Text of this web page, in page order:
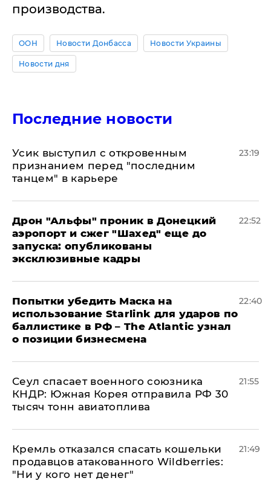
производства.
ООН Новости Донбасса Новости Украины
Новости дня
Последние новости
Усик выступил с откровенным
признанием перед "последним
танцем" в карьере
23:19
Дрон "Альфы" проник в Донецкий
аэропорт и сжег "Шахед" еще до
запуска: опубликованы
эксклюзивные кадры
22:52
Попытки убедить Маска на
использование Starlink для ударов по
баллистике в РФ – The Atlantic узнал
о позиции бизнесмена
22:40
​Сеул спасает военного союзника
КНДР: Южная Корея отправила РФ 30
тысяч тонн авиатоплива
21:55
Кремль отказался спасать кошельки
продавцов атакованного Wildberries:
"Ни у кого нет денег"
21:49